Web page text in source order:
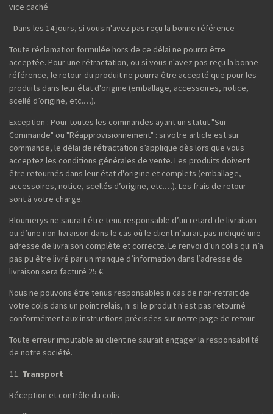
vice caché
- Dans les 14 jours, si vous n'avez pas reçu la bonne référence
Toute réclamation formulée hors de ce délai ne pourra être
acceptée. Pour une rétractation, ou si vous n'avez pas reçu la bonne
référence, le retour du produit ne pourra être accepté que pour les
produits dans leur état d'origine (emballage, accessoires, notice,
scellé d’origine, etc.…).
Exception : Pour toutes les commandes ayant un statut "Sur
Commande" ou "Réapprovisionnement" : si votre article est sur
commande, le délai de rétractation s’applique dès lors que vous
acceptez les conditions générales de vente. Les produits doivent
être retournés dans leur état d'origine et complets (emballage,
accessoires, notice, scellés d’origine, etc.…). Les frais de retour
sont à votre charge.
Bloumerys ne saurait être tenu responsable d’un retard de livraison
ou d’une non-livraison dans le cas où le client n’aurait pas indiqué une
adresse de livraison complète et correcte. Le renvoi d’un colis qui n’a
pas pu être livré par un manque d’information dans l’adresse de
livraison sera facturé 25 €.
Nous ne pouvons être tenus responsables n cas de non-retrait de
votre colis dans un point relais, ni si le produit n'est pas retourné
conformément aux instructions précisées sur notre page de retour.
Toute erreur imputable au client ne saurait engager la responsabilité
de notre société.
Transport
Réception et contrôle du colis